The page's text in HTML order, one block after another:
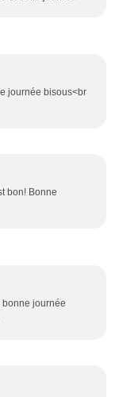
journée bisous<br
bon! Bonne
bonne journée